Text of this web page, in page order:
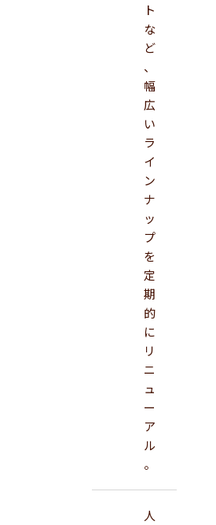
ト
な
ど
、
幅
広
い
ラ
イ
ン
ナ
ッ
プ
を
定
期
的
に
リ
ニ
ュ
ー
ア
ル
。
人